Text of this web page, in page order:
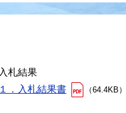
札結果
１．入札結果書
（64.4KB）